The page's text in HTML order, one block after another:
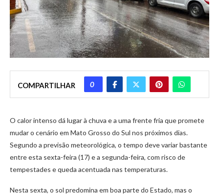
COMPARTILHAR 0
O calor intenso dá lugar à chuva e a uma frente fria que promete
mudar o cenário em Mato Grosso do Sul nos próximos dias.
Segundo a previsão meteorológica, o tempo deve variar bastante
entre esta sexta-feira (17) e a segunda-feira, com risco de
tempestades e queda acentuada nas temperaturas.
Nesta sexta, o sol predomina em boa parte do Estado, mas o